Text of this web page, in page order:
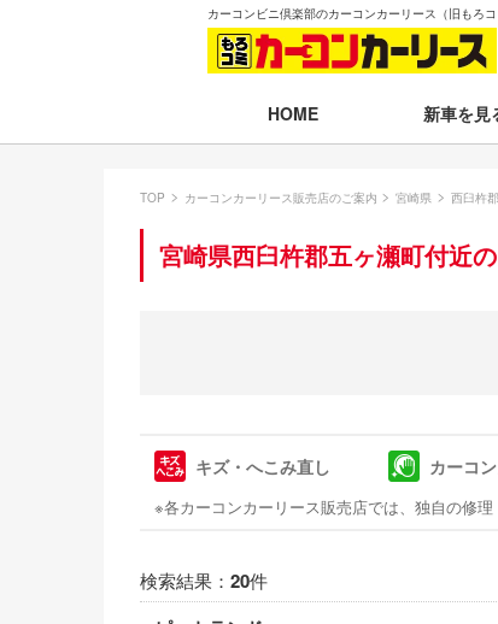
カーコンビニ倶楽部のカーコンカーリース（旧もろ
HOME 新車を見
月々35,001～
月々50,001
即納車（最短
残価設定プラ
TOP カーコンカーリース販売店のご案内 宮崎県 西臼杵
宮崎県西臼杵郡五ヶ瀬町付近
キズ・へこみ直し カーコ
※各カーコンカーリース販売店では、独自の修
検索結果： 20件